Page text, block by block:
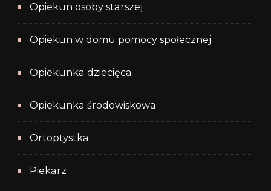
Opiekun osoby starszej
Opiekun w domu pomocy społecznej
Opiekunka dziecięca
Opiekunka środowiskowa
Ortoptystka
Piekarz